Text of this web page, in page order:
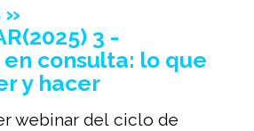
»
3 -
consulta: lo que
y hacer
webinar del ciclo de